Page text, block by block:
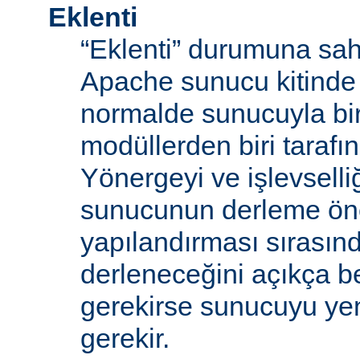
Eklenti
“Eklenti” durumuna
Apache sunucu
normalde sunucuyla
modüllerden biri
Yönergeyi ve
sunucunun derleme
yapılandırması
derleneceğini açıkça
gerekirse sunucuyu
gerekir.